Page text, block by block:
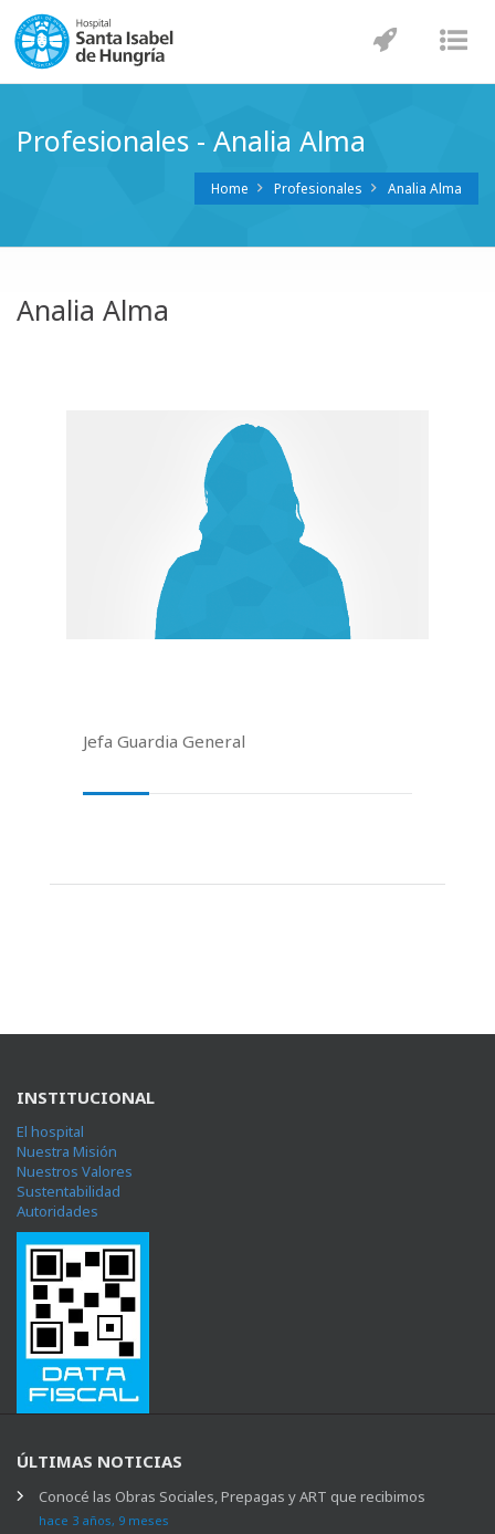
Profesionales - Analia Alma
Home Profesionales Analia Alma
Analia Alma
Jefa Guardia General
INSTITUCIONAL
El hospital
Nuestra Misión
Nuestros Valores
Sustentabilidad
Autoridades
ÚLTIMAS NOTICIAS
Conocé las Obras Sociales, Prepagas y ART que recibimos
hace 3 años, 9 meses